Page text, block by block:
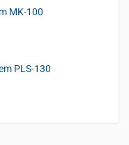
MK-100
PLS-130